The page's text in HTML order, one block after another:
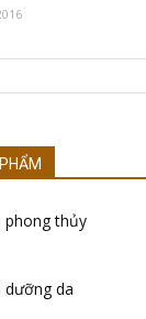
phong thủy
dưỡng da